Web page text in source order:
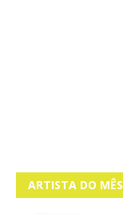
ARTISTA DO MÊS